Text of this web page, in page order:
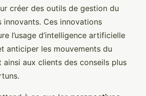
créer des outils de gestion du
innovants. Ces innovations
l’usage d’intelligence artificielle
anticiper les mouvements du
ainsi aux clients des conseils plus